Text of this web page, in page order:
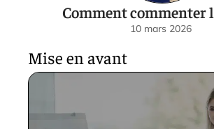
Comment commenter
10 mars 2026
Mise en avant